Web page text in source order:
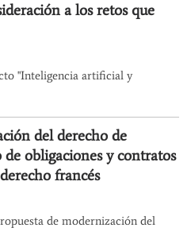
a los retos que
"Inteligencia artificial y
del derecho de
obligaciones y contratos
francés
de modernización del